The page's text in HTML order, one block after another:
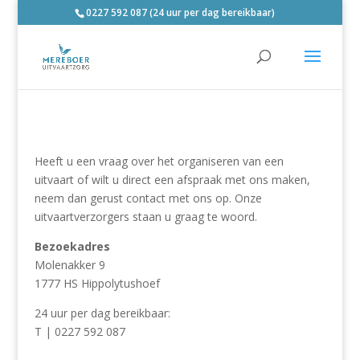
0227 592 087 (24 uur per dag bereikbaar)
Heeft u een vraag over het organiseren van een
uitvaart of wilt u direct een afspraak met ons maken,
neem dan gerust contact met ons op. Onze
uitvaartverzorgers staan u graag te woord.
Bezoekadres
Molenakker 9
1777 HS Hippolytushoef
24 uur per dag bereikbaar:
T | 0227 592 087